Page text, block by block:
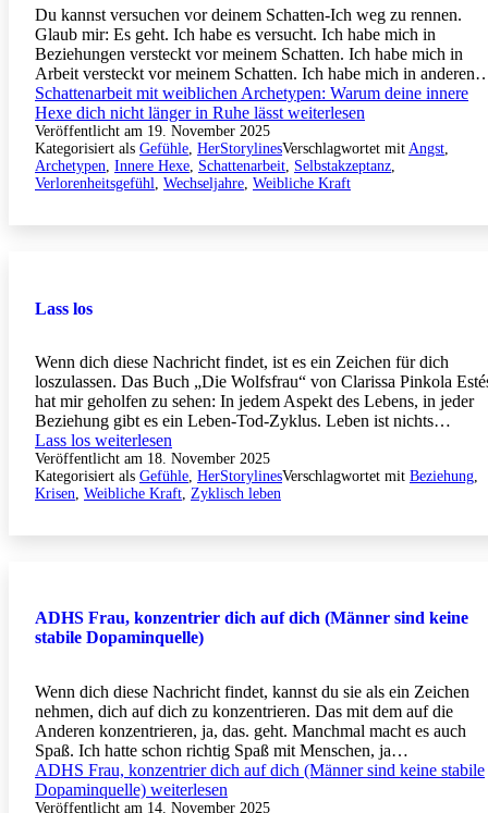
Du kannst versuchen vor deinem Schatten-Ich weg zu rennen.
Glaub mir: Es geht. Ich habe es versucht. Ich habe mich in
Beziehungen versteckt vor meinem Schatten. Ich habe mich in
Arbeit versteckt vor meinem Schatten. Ich habe mich in
Schattenarbeit mit weiblichen Archetypen: Warum deine innere
Hexe dich nicht länger in Ruhe lässtweiterlesen
Veröffentlicht am 19. November 2025
Kategorisiert als Gefühle, HerStorylinesVerschlagwortet mit Angst,
Archetypen, Innere Hexe, Schattenarbeit, Selbstakzeptanz,
Verlorenheitsgefühl, Wechseljahre, Weibliche Kraft
Lass los
Wenn dich diese Nachricht findet, ist es ein Zeichen für dich
loszulassen. Das Buch „Die Wolfsfrau“ von Clarissa Pinkola
hat mir geholfen zu sehen: In jedem Aspekt des Lebens, in jeder
Beziehung gibt es ein Leben-Tod-Zyklus. Leben ist nichts…
Lass los weiterlesen
Veröffentlicht am 18. November 2025
Kategorisiert als Gefühle, HerStorylinesVerschlagwortet mit Beziehung,
Krisen, Weibliche Kraft, Zyklisch leben
ADHS Frau, konzentrier dich auf dich (Männer sind keine
stabile Dopaminquelle)
Wenn dich diese Nachricht findet, kannst du sie als ein Zeichen
nehmen, dich auf dich zu konzentrieren. Das mit dem auf die
Anderen konzentrieren, ja, das. geht. Manchmal macht es auch
Spaß. Ich hatte schon richtig Spaß mit Menschen, ja…
ADHS Frau, konzentrier dich auf dich (Männer sind keine stabile
Dopaminquelle) weiterlesen
Veröffentlicht am 14. November 2025